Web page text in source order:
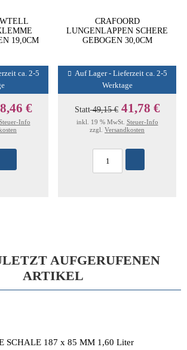
19,0CM
ca. 2-5
€
Info
CRAFOORD
LUNGENLAPPEN SCHERE
GEBOGEN 30,0CM
Auf Lager - Lieferzeit ca. 2-5
Werktage
Statt49,15 € 41,78 €
inkl. 19 % MwSt. Steuer-Info
zzgl. Versandkosten
AUFGERUFENEN
ARTIKEL
SCHALE 187 x 85 MM 1,60 Liter